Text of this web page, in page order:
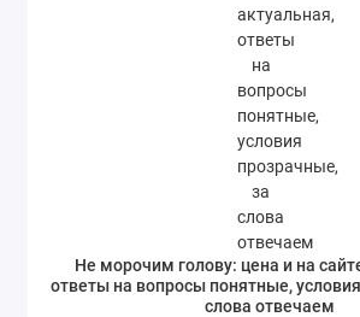
Не морочим голову: цена и на
ответы на вопросы понятные,
слова отвечаем